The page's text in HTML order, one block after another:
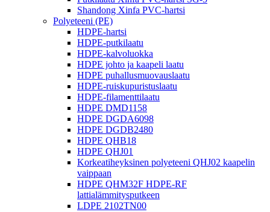
Shandong Xinfa PVC-hartsi
Polyeteeni (PE)
HDPE-hartsi
HDPE-putkilaatu
HDPE-kalvoluokka
HDPE johto ja kaapeli laatu
HDPE puhallusmuovauslaatu
HDPE-ruiskupuristuslaatu
HDPE-filamenttilaatu
HDPE DMD1158
HDPE DGDA6098
HDPE DGDB2480
HDPE QHB18
HDPE QHJ01
Korkeatiheyksinen polyeteeni QHJ02 kaapelin
vaippaan
HDPE QHM32F HDPE-RF
lattialämmitysputkeen
LDPE 2102TN00